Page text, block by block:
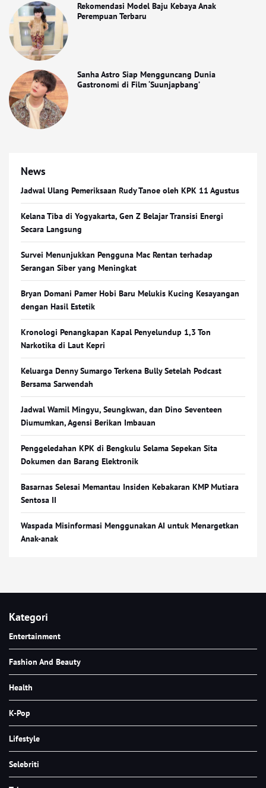
Rekomendasi Model Baju Kebaya Anak
Perempuan Terbaru
Sanha Astro Siap Mengguncang Dunia
Gastronomi di Film ‘Suunjapbang’
News
Jadwal Ulang Pemeriksaan Rudy Tanoe oleh KPK 11 Agustus
Kelana Tiba di Yogyakarta, Gen Z Belajar Transisi Energi
Secara Langsung
Survei Menunjukkan Pengguna Mac Rentan terhadap
Serangan Siber yang Meningkat
Bryan Domani Pamer Hobi Baru Melukis Kucing Kesayangan
dengan Hasil Estetik
Kronologi Penangkapan Kapal Penyelundup 1,3 Ton
Narkotika di Laut Kepri
Keluarga Denny Sumargo Terkena Bully Setelah Podcast
Bersama Sarwendah
Jadwal Wamil Mingyu, Seungkwan, dan Dino Seventeen
Diumumkan, Agensi Berikan Imbauan
Penggeledahan KPK di Bengkulu Selama Sepekan Sita
Dokumen dan Barang Elektronik
Basarnas Selesai Memantau Insiden Kebakaran KMP Mutiara
Sentosa II
Waspada Misinformasi Menggunakan AI untuk Menargetkan
Anak-anak
Kategori
Entertainment
Fashion And Beauty
Health
K-Pop
Lifestyle
Selebriti